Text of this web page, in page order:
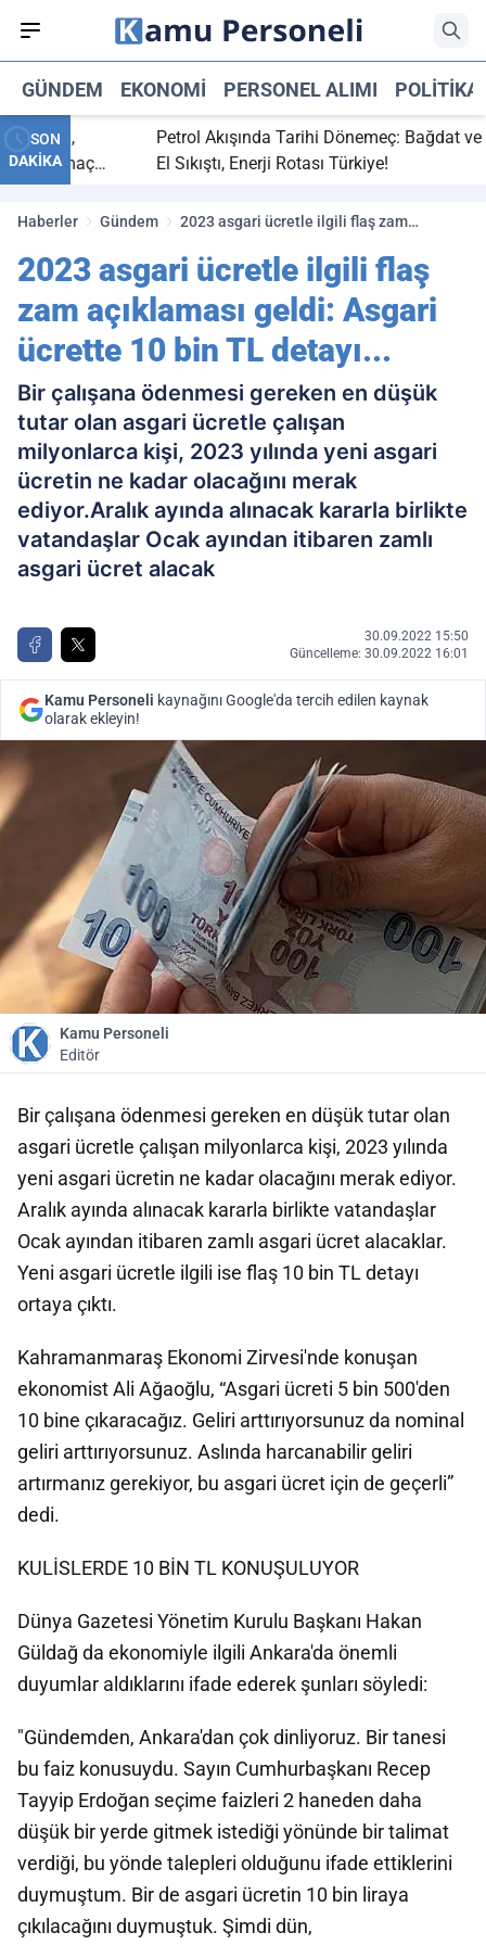
GÜNDEM EKONOMI PERSONEL ALIMI POLITIKA
SON
DAKİKA
bitti,
maç
Petrol Akışında Tarihi Dönemeç: Bağdat ve
El Sıkıştı, Enerji Rotası Türkiye!
Haberler Gündem
2023 asgari ücretle ilgili flaş zam
detayı...
2023 asgari ücretle ilgili flaş
zam açıklaması geldi: Asgari
ücrette 10 bin TL detayı...
Bir çalışana ödenmesi gereken en düşük
tutar olan asgari ücretle çalışan
milyonlarca kişi, 2023 yılında yeni asgari
ücretin ne kadar olacağını merak
ediyor.Aralık ayında alınacak kararla birlikte
vatandaşlar Ocak ayından itibaren zamlı
asgari ücret alacak
30.09.2022 15:50
Güncelleme: 30.09.2022 16:01
Kamu Personeli kaynağını Google'da tercih edilen kaynak
olarak ekleyin!
Kamu Personeli
Editör
Bir çalışana ödenmesi gereken en düşük tutar olan
asgari ücretle çalışan milyonlarca kişi, 2023 yılında
yeni asgari ücretin ne kadar olacağını merak ediyor.
Aralık ayında alınacak kararla birlikte vatandaşlar
Ocak ayından itibaren zamlı asgari ücret alacaklar.
Yeni asgari ücretle ilgili ise flaş 10 bin TL detayı
ortaya çıktı.
Kahramanmaraş Ekonomi Zirvesi'nde konuşan
ekonomist Ali Ağaoğlu, “Asgari ücreti 5 bin 500'den
10 bine çıkaracağız. Geliri arttırıyorsunuz da nominal
geliri arttırıyorsunuz. Aslında harcanabilir geliri
artırmanız gerekiyor, bu asgari ücret için de geçerli”
dedi.
KULİSLERDE 10 BİN TL KONUŞULUYOR
Dünya Gazetesi Yönetim Kurulu Başkanı Hakan
Güldağ da ekonomiyle ilgili Ankara'da önemli
duyumlar aldıklarını ifade ederek şunları söyledi:
"Gündemden, Ankara'dan çok dinliyoruz. Bir tanesi
bu faiz konusuydu. Sayın Cumhurbaşkanı Recep
Tayyip Erdoğan seçime faizleri 2 haneden daha
düşük bir yerde gitmek istediği yönünde bir talimat
verdiği, bu yönde talepleri olduğunu ifade ettiklerini
duymuştum. Bir de asgari ücretin 10 bin liraya
çıkılacağını duymuştuk. Şimdi dün,